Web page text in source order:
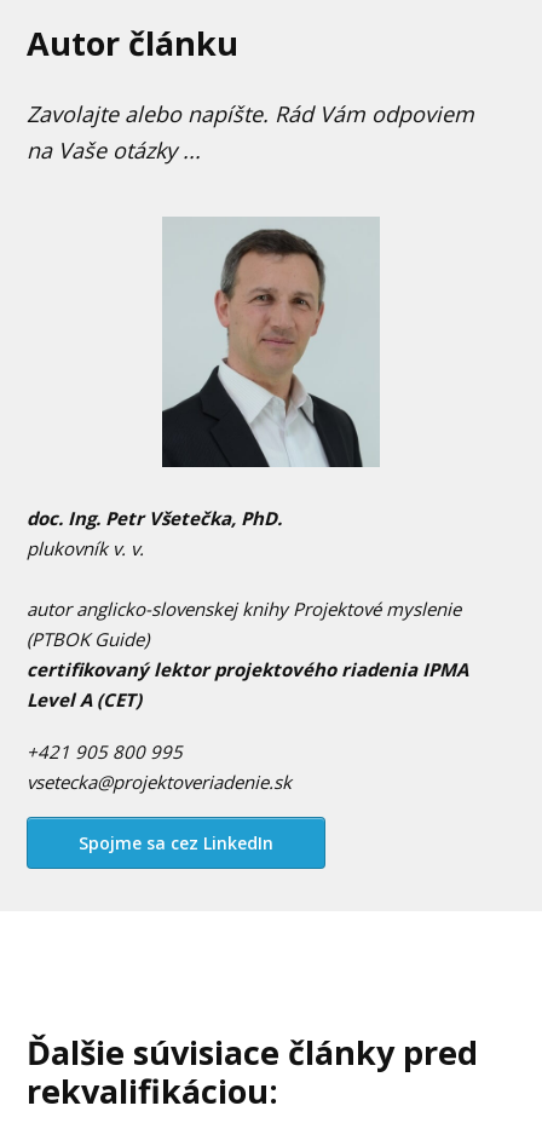
Autor článku
Zavolajte alebo napíšte. Rád Vám odpoviem
na Vaše otázky ...
doc. Ing. Petr Všetečka, PhD.
plukovník v. v.
autor anglicko-slovenskej knihy Projektové myslenie
(PTBOK Guide)
certifikovaný lektor projektového riadenia IPMA
Level A (CET)
+421 905 800 995
vsetecka@projektoveriadenie.sk
Spojme sa cez LinkedIn
Ďalšie súvisiace články pred
rekvalifikáciou: